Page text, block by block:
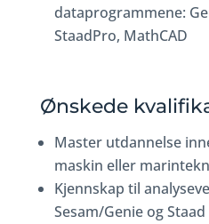
dataprogrammene:
StaadPro, MathCAD
Ønskede
Master utdannelse
maskin eller
Kjennskap til
Sesam/Genie og